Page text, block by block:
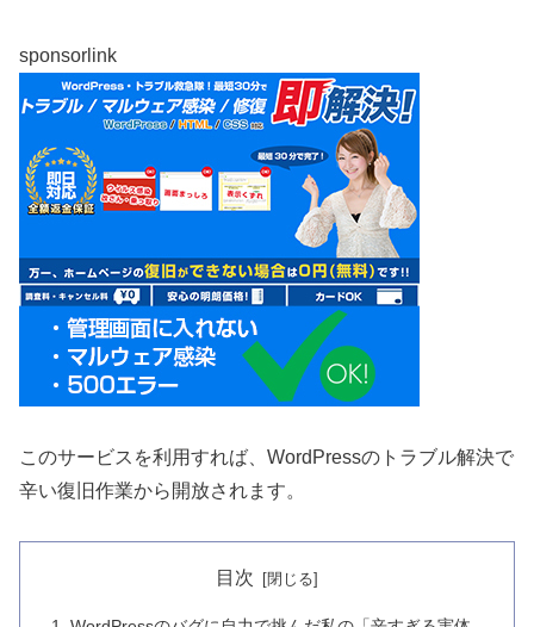
sponsorlink
このサービスを利用すれば、WordPressのトラブル解決で
辛い復旧作業から開放されます。
目次